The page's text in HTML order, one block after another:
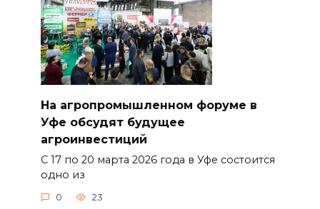
На агропромышленном форуме в
Уфе обсудят будущее
агроинвестиций
С 17 по 20 марта 2026 года в Уфе состоится
одно из
0 23